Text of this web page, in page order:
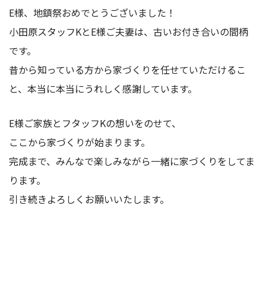
E様、地鎮祭おめでとうございました！
小田原スタッフKとE様ご夫妻は、古いお付き合いの間柄
です。
昔から知っている方から家づくりを任せていただけるこ
と、本当に本当にうれしく感謝しています。
E様ご家族とフタッフKの想いをのせて、
ここから家づくりが始まります。
完成まで、みんなで楽しみながら一緒に家づくりをしてま
ります。
引き続きよろしくお願いいたします。